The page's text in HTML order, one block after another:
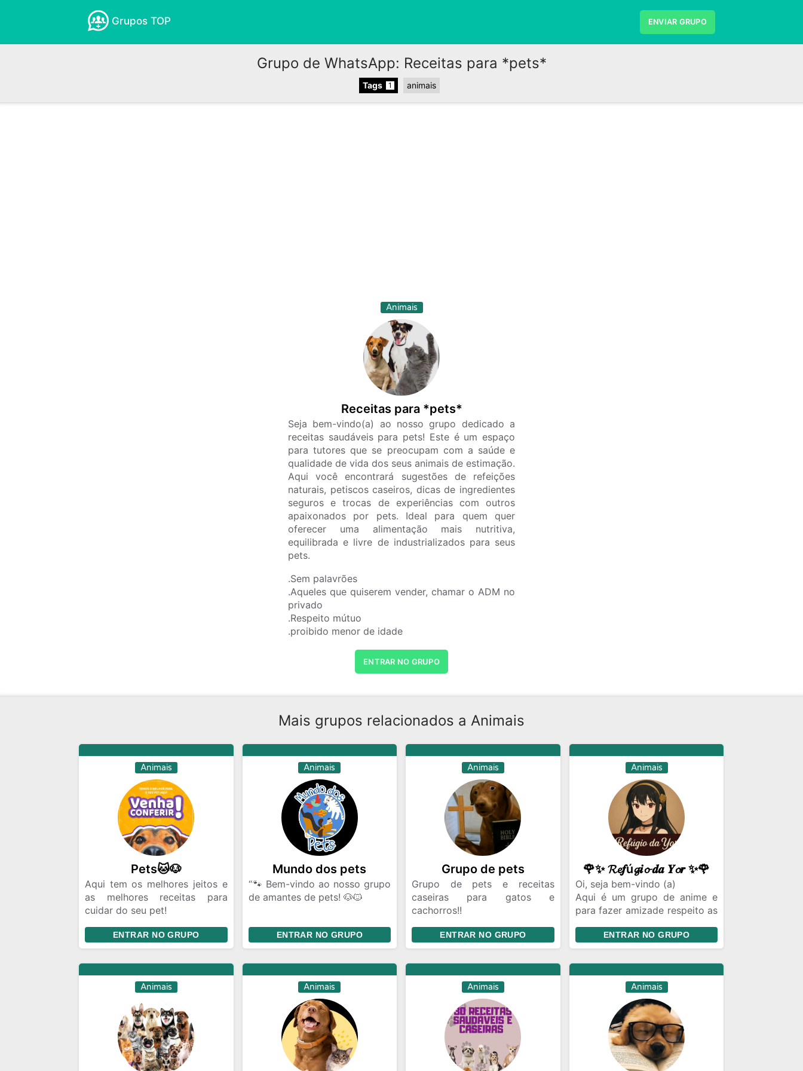
Grupos TOP ENVIAR GRUPO
Grupo de WhatsApp: Receitas para *pets*
Tags 1 animais
Animais
Receitas para *pets*
Seja bem-vindo(a) ao nosso grupo dedicado a
receitas saudáveis para pets! Este é um espaço
para tutores que se preocupam com a saúde e
qualidade de vida dos seus animais de estimação.
Aqui você encontrará sugestões de refeições
naturais, petiscos caseiros, dicas de ingredientes
seguros e trocas de experiências com outros
apaixonados por pets. Ideal para quem quer
oferecer uma alimentação mais nutritiva,
equilibrada e livre de industrializados para seus
pets.
.Sem palavrões
.Aqueles que quiserem vender, chamar o ADM no
privado
.Respeito mútuo
.proibido menor de idade
ENTRAR NO GRUPO
Mais grupos relacionados a Animais
Animais
Pets🐱🐶
Aqui tem os melhores jeitos e
as melhores receitas para
cuidar do seu pet!
seu pet merece isso, afinal são
nossos amores de 4 patas! 💕
ENTRAR NO GRUPO
Animais
Mundo dos pets
“🐾 Bem-vindo ao nosso grupo
de amantes de pets! 🐶🐱
- Compartilhar dicas e
conselhos sobre cuidados com
pets 🐾
- Perguntar e responder
dúvidas sobre saúde e bem-
estar animal 🐾
- Mostrar fotos e vídeos dos
seus pets fofos! 🐾📸
- Encontrar produtos e
serviços para pets 🐾🛍️
- Conectar-se com outros
ENTRAR NO GRUPO
Animais
Grupo de pets
Grupo de pets e receitas
caseiras para gatos e
cachorros!!
melhor!!!🐕🐶🐾🐱
O melhor grupo de todos🐈🐈🐈
🐱😍🔥
ENTRAR NO GRUPO
Animais
🌹✨ 𝓡𝓮𝒇ú𝓰𝒊𝓸 𝒅𝒂 𝒀𝓸𝒓 ✨🌹
Oi, seja bem-vindo (a)
Aqui é um grupo de anime e
para fazer amizade respeito as
Obrigado por respeitar e entre
na comunidade lá tem vários
grupos legais e dos seus
gostos
ENTRAR NO GRUPO
Animais Animais Animais Animais